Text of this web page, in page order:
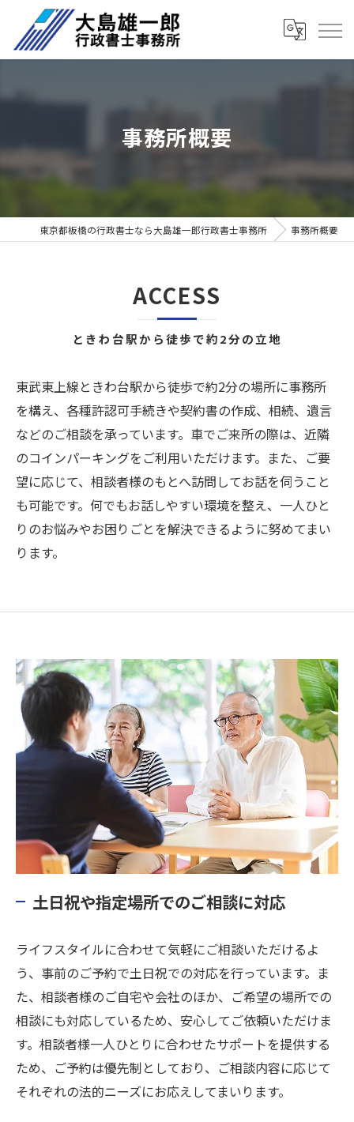
事務所概要
東京都板橋の行政書士なら大島雄一郎行政書士事務所 事務所概要
ときわ台駅から徒歩で約2分の立地
ACCESS
東武東上線ときわ台駅から徒歩で約2分の場所に事務所
を構え、各種許認可手続きや契約書の作成、相続、遺言
などのご相談を承っています。車でご来所の際は、近隣
のコインパーキングをご利用いただけます。また、ご要
望に応じて、相談者様のもとへ訪問してお話を伺うこと
も可能です。何でもお話しやすい環境を整え、一人ひと
りのお悩みやお困りごとを解決できるように努めてまい
ります。
土日祝や指定場所でのご相談に対応
ライフスタイルに合わせて気軽にご相談いただけるよ
う、事前のご予約で土日祝での対応を行っています。ま
た、相談者様のご自宅や会社のほか、ご希望の場所での
相談にも対応しているため、安心してご依頼いただけま
す。相談者様一人ひとりに合わせたサポートを提供する
ため、ご予約は優先制としており、ご相談内容に応じて
それぞれの法的ニーズにお応えしてまいります。